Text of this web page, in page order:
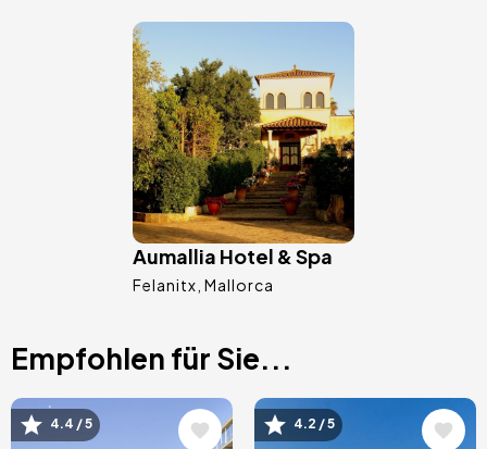
Bild
Aumallia Hotel & Spa
Felanitx Mallorca
Empfohlen für Sie...
Bild4.4 / 5 Bild4.2 / 5